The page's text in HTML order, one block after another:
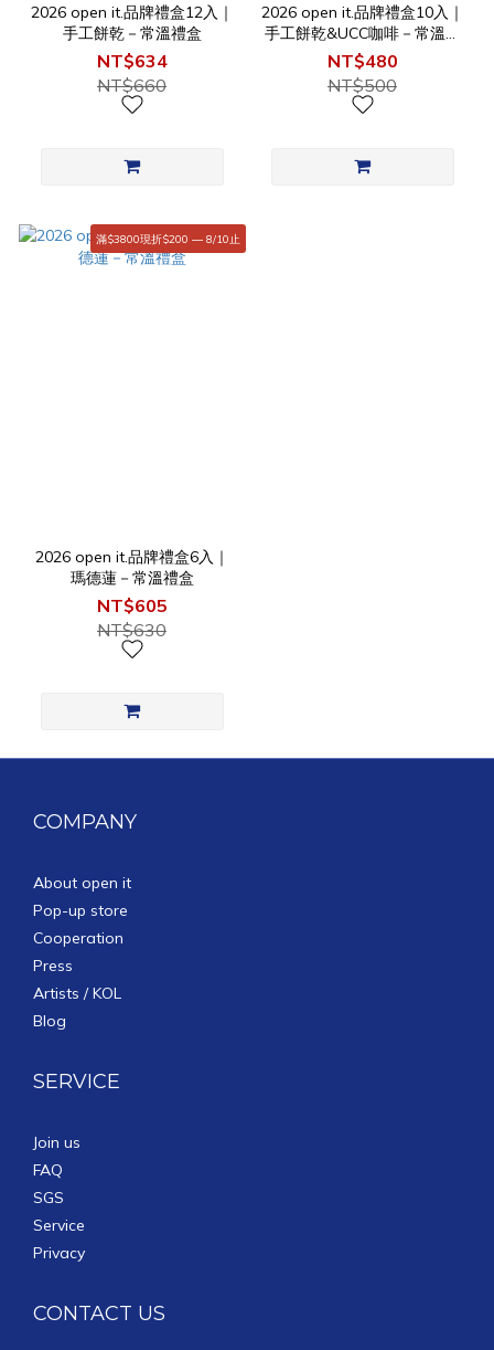
2026 open it.品牌禮盒12入｜
手工餅乾－常溫禮盒
NT$634
NT$660
2026 open it.品牌禮盒10入｜
手工餅乾&UCC咖啡－常溫禮
盒
NT$480
NT$500
滿$3800現折$200 — 8/10止
2026 open it.品牌禮盒6入｜
瑪德蓮－常溫禮盒
NT$605
NT$630
COMPANY
About open it
Pop-up store
Cooperation
Press
Artists / KOL
Blog
SERVICE
Join us
FAQ
SGS
Service
Privacy
CONTACT US